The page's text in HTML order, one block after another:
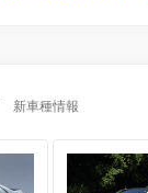
新車種情報